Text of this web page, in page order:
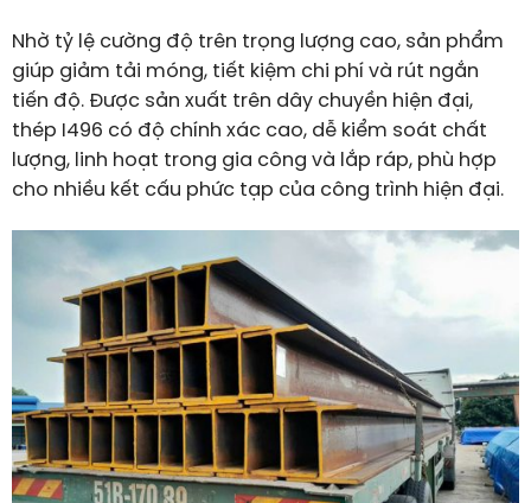
Nhờ tỷ lệ cường độ trên trọng lượng cao, sản phẩm
giúp giảm tải móng, tiết kiệm chi phí và rút ngắn
tiến độ. Được sản xuất trên dây chuyền hiện đại,
thép I496 có độ chính xác cao, dễ kiểm soát chất
lượng, linh hoạt trong gia công và lắp ráp, phù hợp
cho nhiều kết cấu phức tạp của công trình hiện đại.